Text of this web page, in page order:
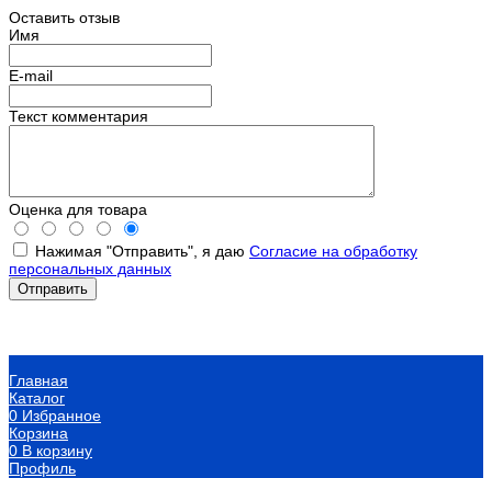
Оставить отзыв
Имя
E-mail
Текст комментария
Оценка для товара
Нажимая "Отправить", я даю Согласие на обработку
персональных данных
Главная
Каталог
0 Избранное
Корзина
0 В корзину
Профиль